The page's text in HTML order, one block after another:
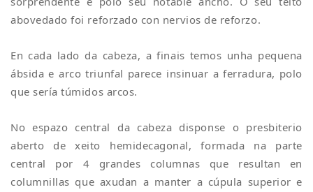
abovedado foi reforzado con nervios de reforzo.
En cada lado da cabeza, a finais temos unha pequena
ábsida e arco triunfal parece insinuar a ferradura, polo
que sería túmidos arcos.
No espazo central da cabeza disponse o presbiterio
aberto de xeito hemidecagonal, formada na parte
central por 4 grandes columnas que resultan en
columnillas que axudan a manter a cúpula superior e